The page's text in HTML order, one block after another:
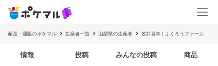
産直・通販のポケマル 生産者一覧 山梨県の生産者 笠井喜幸 | ふくろうファーム
情報 投稿 みんなの投稿 商品